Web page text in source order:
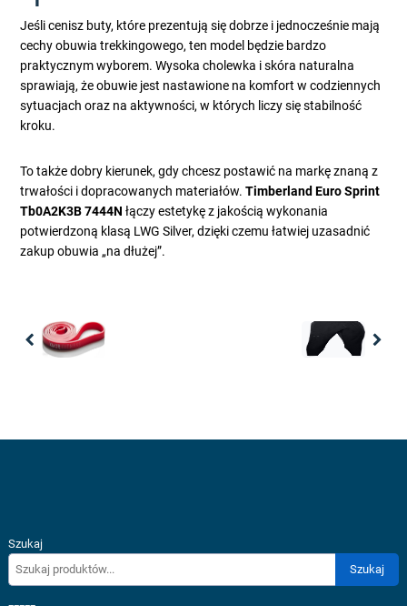
Jeśli cenisz buty, które prezentują się dobrze i jednocześnie mają
cechy obuwia trekkingowego, ten model będzie bardzo
praktycznym wyborem. Wysoka cholewka i skóra naturalna
sprawiają, że obuwie jest nastawione na komfort w codziennych
sytuacjach oraz na aktywności, w których liczy się stabilność
kroku.
To także dobry kierunek, gdy chcesz postawić na markę znaną z
trwałości i dopracowanych materiałów.Timberland Euro Sprint
Tb0A2K3B 7444N łączy estetykę z jakością wykonania
potwierdzoną klasą LWG Silver, dzięki czemu łatwiej uzasadnić
zakup obuwia „na dłużej”.
Szukaj
Szukaj